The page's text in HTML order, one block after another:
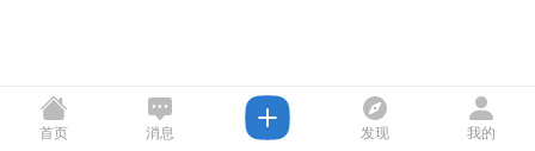
首页 消息 发现 我的